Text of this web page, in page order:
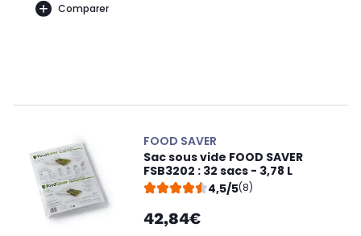
Comparer
FOOD SAVER
Sac sous vide FOOD SAVER
FSB3202 : 32 sacs - 3,78 L
4,5/5(8)
42,84€